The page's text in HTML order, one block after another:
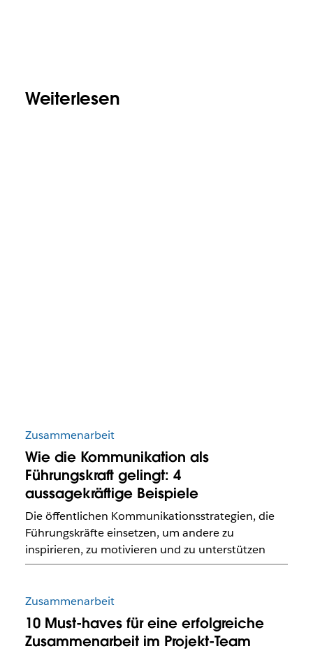
Weiterlesen
Zusammenarbeit
Wie die Kommunikation als
Führungskraft gelingt: 4
aussagekräftige Beispiele
Die öffentlichen Kommunikationsstrategien, die
Führungskräfte einsetzen, um andere zu
inspirieren, zu motivieren und zu unterstützen
Zusammenarbeit
10 Must-haves für eine erfolgreiche
Zusammenarbeit im Projekt-Team